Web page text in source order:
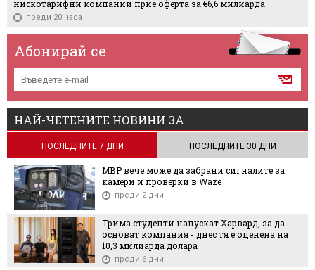
нискотарифни компании прие оферта за €6,6 милиарда
преди 20 часа
Абонирай се
НАЙ-ЧЕТЕНИТЕ НОВИНИ ЗА
ПОСЛЕДНИТЕ 7 ДНИ ПОСЛЕДНИТЕ 30 ДНИ
МВР вече може да забрани сигналите за
камери и проверки в Waze
преди 2 дни
Трима студенти напускат Харвард, за да
основат компания - днес тя е оценена на
10,3 милиарда долара
преди 6 дни